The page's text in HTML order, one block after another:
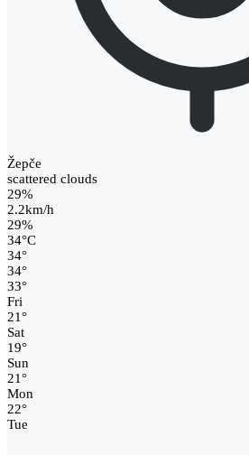
Žepče
scattered clouds
29%
2.2km/h
29%
34°C
34°
34°
33°
Fri
21°
Sat
19°
Sun
21°
Mon
22°
Tue